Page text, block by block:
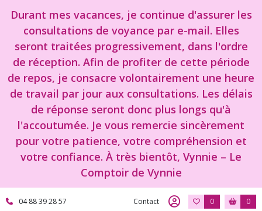
Durant mes vacances, je continue d'assurer les
consultations de voyance par e-mail. Elles
seront traitées progressivement, dans l'ordre
de réception. Afin de profiter de cette période
de repos, je consacre volontairement une heure
de travail par jour aux consultations. Les délais
de réponse seront donc plus longs qu'à
l'accoutumée. Je vous remercie sincèrement
pour votre patience, votre compréhension et
votre confiance. À très bientôt, Vynnie – Le
Comptoir de Vynnie
04 88 39 28 57 Contact 0 0